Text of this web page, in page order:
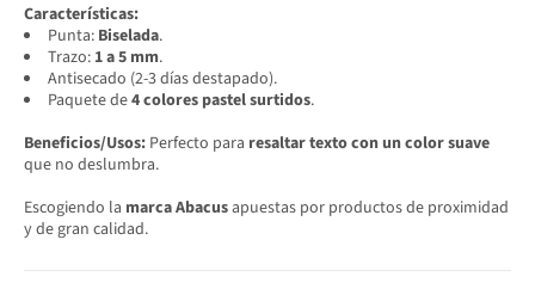
Características:
Punta: Biselada.
Trazo: 1 a 5 mm.
Antisecado (2-3 días destapado).
Paquete de4 colores pastel surtidos.
Beneficios/Usos: Perfecto para resaltar texto con un color suave
que no deslumbra.
Escogiendo la marca Abacusapuestas por productos de proximidad
y de gran calidad.